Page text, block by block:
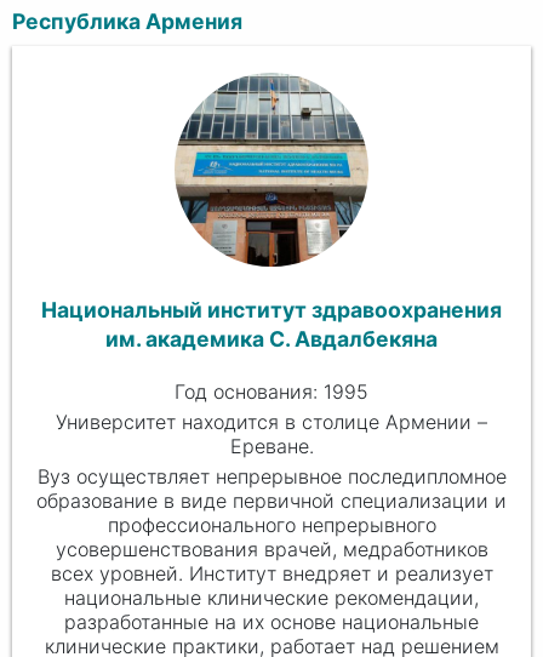
Республика Армения
Национальный институт здравоохранения
им. академика С. Авдалбекяна
Год основания: 1995
Университет находится в столице Армении –
Ереване.
Вуз осуществляет непрерывное последипломное
образование в виде первичной специализации и
профессионального непрерывного
усовершенствования врачей, медработников
всех уровней. Институт внедряет и реализует
национальные клинические рекомендации,
разработанные на их основе национальные
клинические практики, работает над решением